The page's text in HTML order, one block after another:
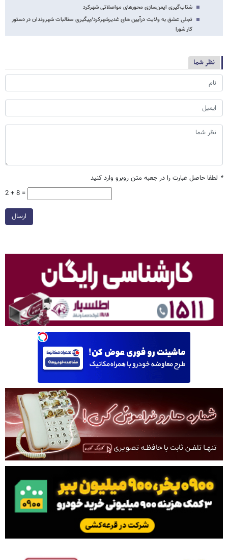
شتاب‌گیری ایمن‌سازی محورهای مواصلاتی شهرکرد
تجلی عشق به ولایت درآیین های غدیرشهرکرد/پیگیری مطالبات شهروندان در دستور
کار شورا
نظر شما
* لطفا حاصل عبارت را در جعبه متن روبرو وارد کنید
2 + 8 =
ارسال